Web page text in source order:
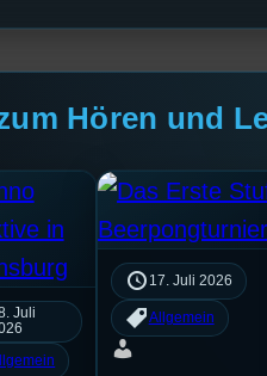
Hören und
Juli
17. Juli 2026
Allgemein